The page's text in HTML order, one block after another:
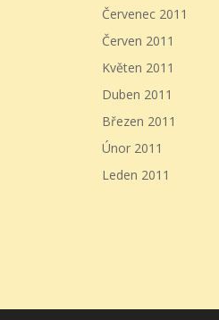
Červenec 2011
Červen 2011
Květen 2011
Duben 2011
Březen 2011
Únor 2011
Leden 2011